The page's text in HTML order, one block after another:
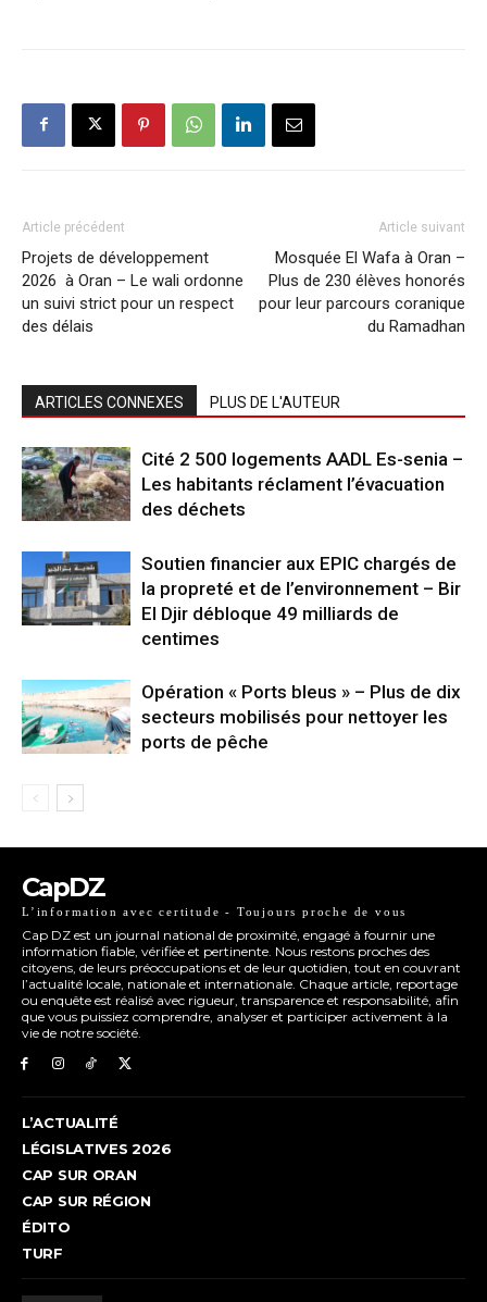
Article précédent
Projets de développement
2026 à Oran – Le wali ordonne
un suivi strict pour un respect
des délais
Article suivant
Mosquée El Wafa à Oran –
Plus de 230 élèves honorés
pour leur parcours coranique
du Ramadhan
ARTICLES CONNEXES PLUS DE L'AUTEUR
Cité 2 500 logements AADL Es-senia –
Les habitants réclament l’évacuation
des déchets
Soutien financier aux EPIC chargés de
la propreté et de l’environnement – Bir
El Djir débloque 49 milliards de
centimes
Opération « Ports bleus » – Plus de dix
secteurs mobilisés pour nettoyer les
ports de pêche
CapDZ
L’information avec certitude - Toujours proche de vous
Cap DZ est un journal national de proximité, engagé à fournir une
information fiable, vérifiée et pertinente. Nous restons proches des
citoyens, de leurs préoccupations et de leur quotidien, tout en couvrant
l’actualité locale, nationale et internationale. Chaque article, reportage
ou enquête est réalisé avec rigueur, transparence et responsabilité, afin
que vous puissiez comprendre, analyser et participer activement à la
vie de notre société.
L’ACTUALITÉ
LÉGISLATIVES 2026
CAP SUR ORAN
CAP SUR RÉGION
ÉDITO
TURF